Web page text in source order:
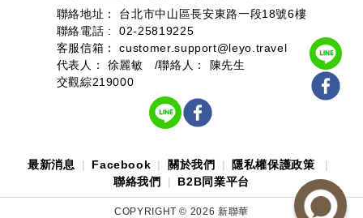
聯絡地址： 台北市中山區長安東路一段18號6樓
聯絡電話 :
02-25819225
客服信箱：customer.support@leyo.travel
代表人： 徐麗敏 /聯絡人： 陳先生
交觀綜219000
最新消息 Facebook 關於我們
隱私權保護政策
聯絡我們
B2B同業平台
COPYRIGHT © 2026 新聯華